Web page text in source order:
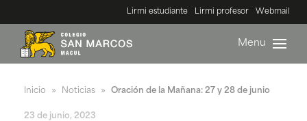
Lirmi estudiante Lirmi profesor Webmail
Menu
Inicio » Noticias » Oración de la Mañana: 27 y 28 de junio
23 de junio, 2023